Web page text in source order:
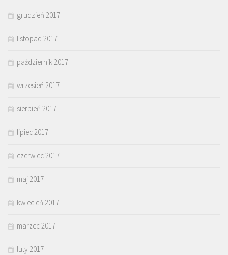
grudzień 2017
listopad 2017
październik 2017
wrzesień 2017
sierpień 2017
lipiec 2017
czerwiec 2017
maj 2017
kwiecień 2017
marzec 2017
luty 2017